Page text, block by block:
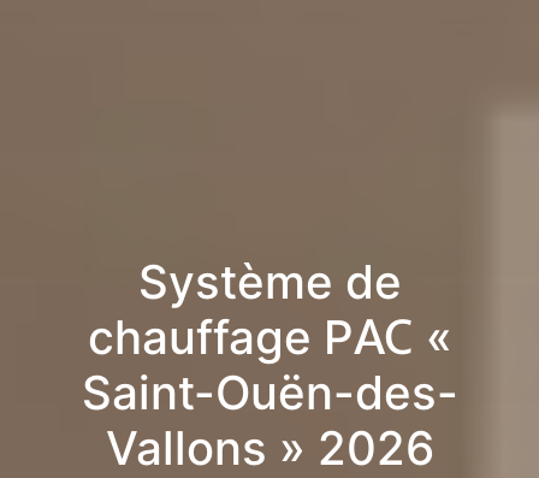
Système de
chauffage PAC «
Saint-Ouën-des-
Vallons » 2026